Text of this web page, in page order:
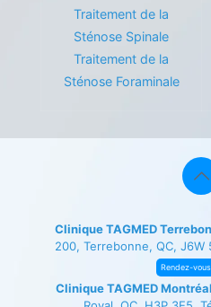
Traitement de la
Sténose Spinale
Traitement de la
Sténose Foraminale
Clinique TAGMED
200, Terrebonne, QC, J6W
Rendez-
Clinique TAGMED Montréal